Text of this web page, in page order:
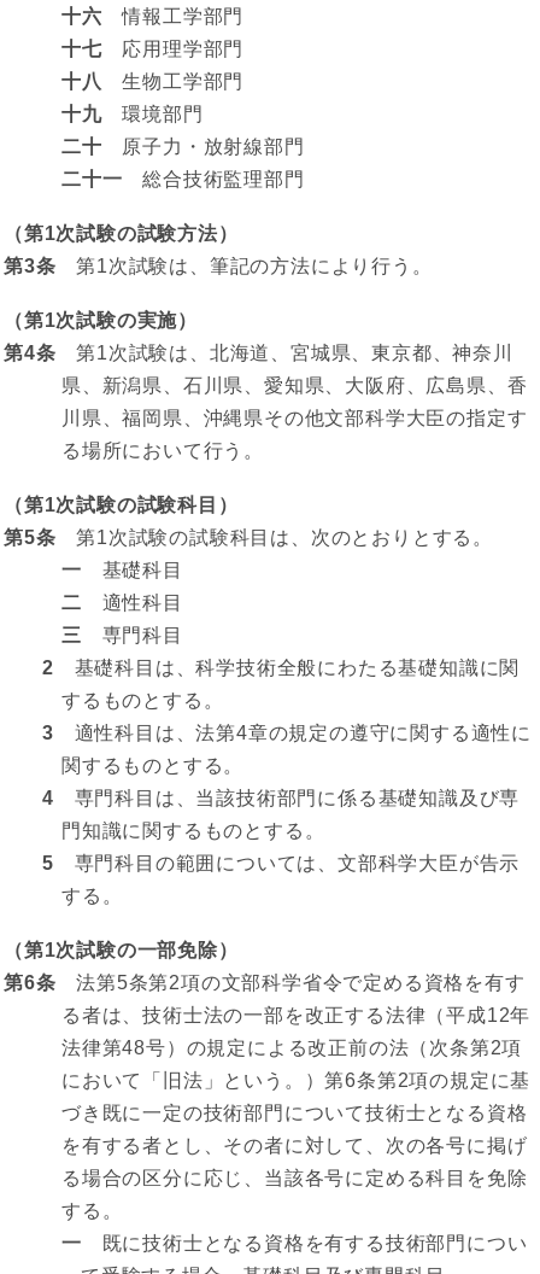
十六 情報工学部門
十七応用理学部門
十八
生物工学部門
十九環境部門
二十 原子力・放射線部門
二十一 総合技術監理部門
（第1次試験の試験方法）
第3条 第1次試験は、筆記の方法により行う。
（第1次試験の実施）
第4条 第1次試験は、北海道、宮城県、東京都、神奈川
県、新潟県、石川県、愛知県、大阪府、広島県、香
川県、福岡県、沖縄県その他文部科学大臣の指定す
る場所において行う。
（第1次試験の試験科目）
第5条 第1次試験の試験科目は、次のとおりとする。
一 基礎科目
二 適性科目
三
専門科目
2 基礎科目は、科学技術全般にわたる基礎知識に関
するものとする。
3 適性科目は、法第4章の規定の遵守に関する適性に
関するものとする。
4 専門科目は、当該技術部門に係る基礎知識及び専
門知識に関するものとする。
5 専門科目の範囲については、文部科学大臣が告示
する。
（第1次試験の一部免除）
第6条 法第5条第2項の文部科学省令で定める資格を有す
る者は、技術士法の一部を改正する法律（平成12年
法律第48号）の規定による改正前の法（次条第2項
において「旧法」という。）第6条第2項の規定に基
づき既に一定の技術部門について技術士となる資格
を有する者とし、その者に対して、次の各号に掲げ
る場合の区分に応じ、当該各号に定める科目を免除
する。
一 既に技術士となる資格を有する技術部門につい